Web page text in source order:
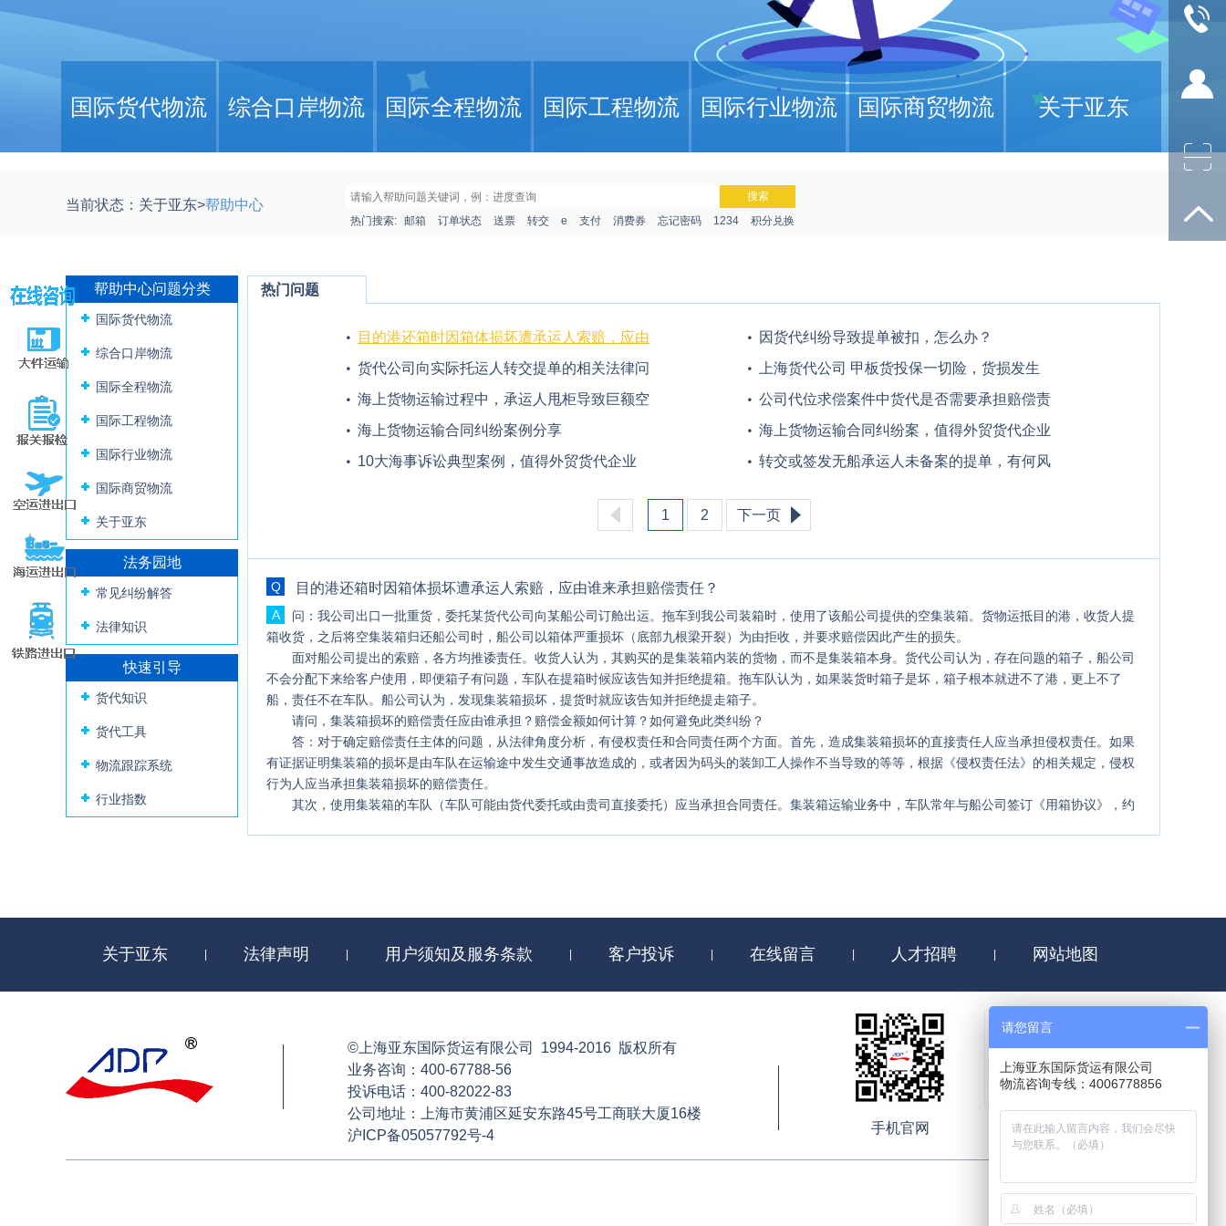
国际货代物流 综合口岸物流 国际全程物流 国际工程物流 国际行业物流 国际商贸物流 关于亚东
当前状态： 关于亚东>帮助中心
搜索
热门搜索: 邮箱 订单状态 送票 转交 e 支付 消费券 忘记密码 1234 积分兑换
帮助中心问题分类
国际货代物流
综合口岸物流
国际全程物流
国际工程物流
国际行业物流
国际商贸物流
关于亚东
法务园地
常见纠纷解答
法律知识
快速引导
货代知识
货代工具
物流跟踪系统
行业指数
热门问题
目的港还箱时因箱体损坏遭承运人索赔，应由
谁来承担赔偿责任？
因货代纠纷导致提单被扣，怎么办？
货代公司向实际托运人转交提单的相关法律问
题研究
上海货代公司 甲板货投保一切险，货损发生
后保险公司拒赔，有法律依据吗？
海上货物运输过程中，承运人甩柜导致巨额空
运费，谁来担责？
公司代位求偿案件中货代是否需要承担赔偿责
任？
海上货物运输合同纠纷案例分享 海上货物运输合同纠纷案，值得外贸货代企业
学习借鉴！
10大海事诉讼典型案例，值得外贸货代企业 转交或签发无船承运人未备案的提单，有何风
1
2 下一页
Q 目的港还箱时因箱体损坏遭承运人索赔，应由谁来承担赔偿责任？
A
问：我公司出口一批重货，委托某货代公司向某船公司订舱出运。拖车到我公司装箱时，使用了该船公司提供的空集装箱。货物运抵目的港，收货人提
箱收货，之后将空集装箱归还船公司时，船公司以箱体严重损坏（底部九根梁开裂）为由拒收，并要求赔偿因此产生的损失。
面对船公司提出的索赔，各方均推诿责任。收货人认为，其购买的是集装箱内装的货物，而不是集装箱本身。货代公司认为，存在问题的箱子，船公司
不会分配下来给客户使用，即便箱子有问题，车队在提箱时候应该告知并拒绝提箱。拖车队认为，如果装货时箱子是坏，箱子根本就进不了港，更上不了
船，责任不在车队。船公司认为，发现集装箱损坏，提货时就应该告知并拒绝提走箱子。
请问，集装箱损坏的赔偿责任应由谁承担？赔偿金额如何计算？如何避免此类纠纷？
答：对于确定赔偿责任主体的问题，从法律角度分析，有侵权责任和合同责任两个方面。首先，造成集装箱损坏的直接责任人应当承担侵权责任。如果
有证据证明集装箱的损坏是由车队在运输途中发生交通事故造成的，或者因为码头的装卸工人操作不当导致的等等，根据《侵权责任法》的相关规定，侵权
行为人应当承担集装箱损坏的赔偿责任。
其次，使用集装箱的车队（车队可能由货代委托或由贵司直接委托）应当承担合同责任。集装箱运输业务中，车队常年与船公司签订《用箱协议》，约
队在提取集装箱之前务必仔细审查集装箱的状况，如发现任何瑕疵都应当拒收，重新提取完好的集装箱；第三，如果由于各种原因必须提取坏箱的，车队需
Tips
近几年由于航运市场非常低迷，船公司无暇投资购买新的集装箱，导致一部分原本要淘汰的旧集装箱仍在使用，一旦到了旺季，有时候缺箱就会导致发
货人在起运港使用一些存在瑕疵的集装箱，这一类集装箱在到达目的港之后，有可能在收货人还箱时被要求支付清洗费或修理费等，由此产生纠纷。请大家
（孙凭慧律师/文）
关于亚东 法律声明 用户须知及服务条款 客户投诉 在线留言 人才招聘 网站地图
©上海亚东国际货运有限公司 1994-2016 版权所有
业务咨询：400-67788-56
投诉电话：400-82022-83
公司地址：上海市黄浦区延安东路45号工商联大厦16楼
沪ICP备05057792号-4
手机官网 微信平台
请您留言
上海亚东国际货运有限公司
物流咨询专线：4006778856